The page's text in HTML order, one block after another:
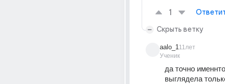
1
Скрыть ветку
aalo_1
Ученик
11лет
да точно
выглядела